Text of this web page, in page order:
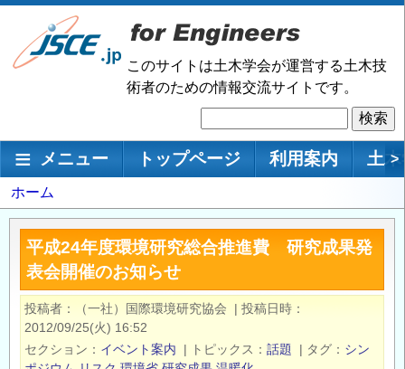
メ
ン
移
このサイトは土木学会が運営する土木技
術者のための情報交流サイトです。
索
メインナビゲーション
メニュー トップページ 利用案内 土 >
パ
ン
く
ず
ホーム
平成24年度環境研究総合推進費 研究成果発
表会開催のお知らせ
投稿者 （一社）国際環境研究協会 | 投稿日時
2012/09/25(火) 16:52
セクション
イベント案内 | トピックス 話題 | タグ
シン